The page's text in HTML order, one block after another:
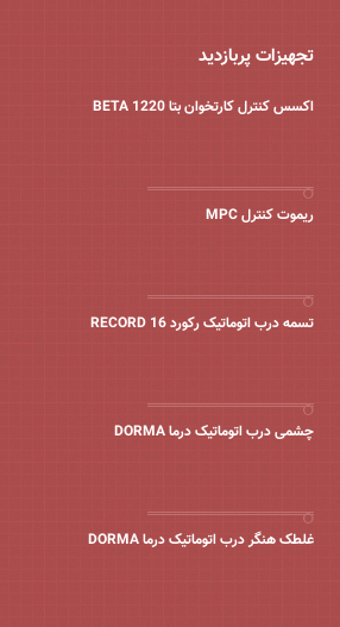
تجهیزات پربازدید
اکسس کنترل کارتخوان بتا BETA 1220
ریموت کنترل MPC
تسمه درب اتوماتیک رکورد 16 RECORD
چشمی درب اتوماتیک درما DORMA
غلطک هنگر درب اتوماتیک درما DORMA